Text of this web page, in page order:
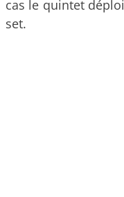
cas le quintet
set.